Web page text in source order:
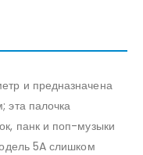
и предназначена
эта палочка
панк и поп-музыки
5A слишком